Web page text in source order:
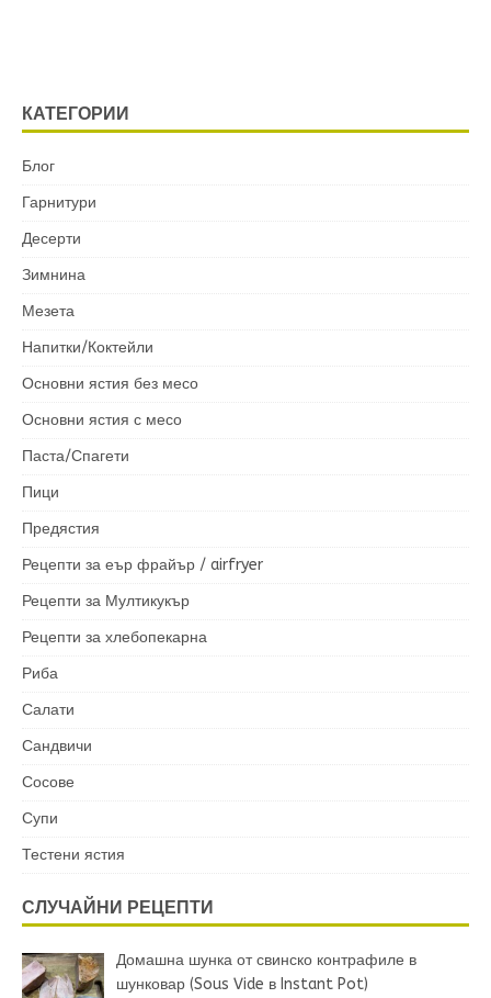
КАТЕГОРИИ
Блог
Гарнитури
Десерти
Зимнина
Мезета
Напитки/Коктейли
Основни ястия без месо
Основни ястия с месо
Паста/Спагети
Пици
Предястия
Рецепти за еър фрайър / airfryer
Рецепти за Мултикукър
Рецепти за хлебопекарна
Риба
Салати
Сандвичи
Сосове
Супи
Тестени ястия
СЛУЧАЙНИ РЕЦЕПТИ
Домашна шунка от свинско контрафиле в
шунковар (Sous Vide в Instant Pot)